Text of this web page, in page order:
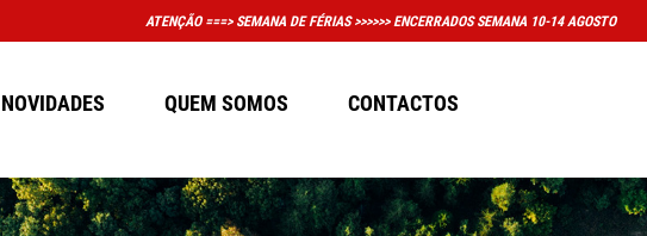
MUITO IMPORTANTE: A LOJA
NOVIDADES QUEM SOMOS CONTACTOS